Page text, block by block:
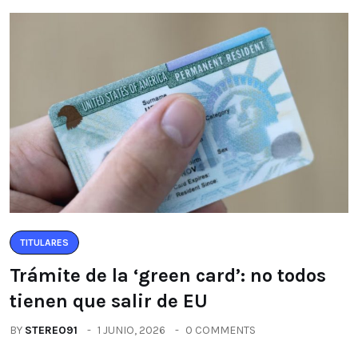
TITULARES
Trámite de la ‘green card’: no todos
tienen que salir de EU
BY STEREO91 1 JUNIO, 2026 0 COMMENTS